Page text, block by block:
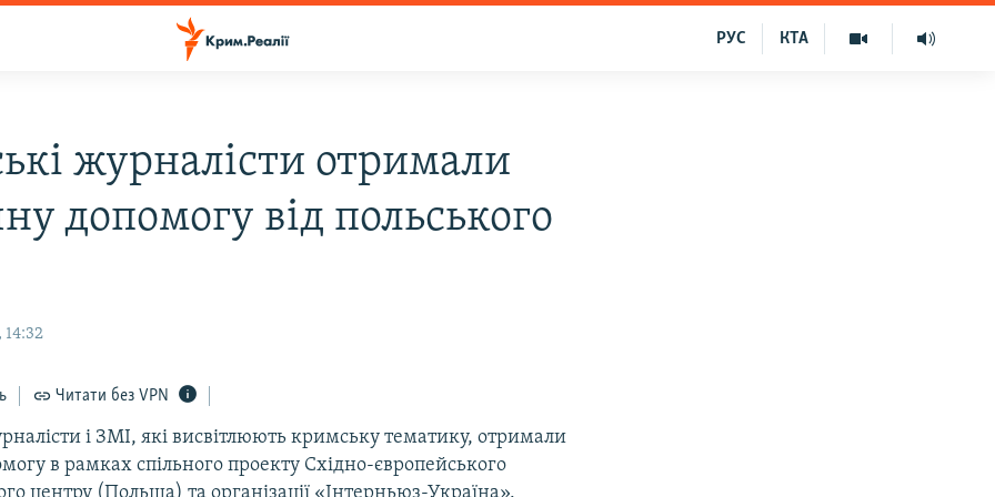
КТА
РУС
журналісти отримали
допомогу від польського
14:32
Читати без VPN
і ЗМІ, які висвітлюють кримську тематику, отримали
в рамках спільного проекту Східно-європейського